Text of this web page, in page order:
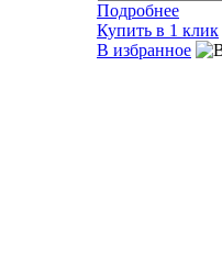
Подробнее
Купить в 1 клик
В избранное